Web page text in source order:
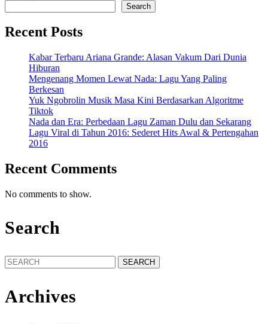
Search
Recent Posts
Kabar Terbaru Ariana Grande: Alasan Vakum Dari Dunia
Hiburan
Mengenang Momen Lewat Nada: Lagu Yang Paling
Berkesan
Yuk Ngobrolin Musik Masa Kini Berdasarkan Algoritme
Tiktok
Nada dan Era: Perbedaan Lagu Zaman Dulu dan Sekarang
Lagu Viral di Tahun 2016: Sederet Hits Awal & Pertengahan
2016
Recent Comments
No comments to show.
Search
Search
for:
Archives